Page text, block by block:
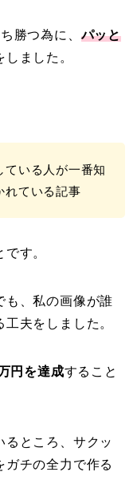
勝つ為に、パッと
しました。
ている人が一番知
れている記事
す。
も、私の画像が誰
夫をしました。
円を達成すること
るところ、サクッ
ガチの全力で作る